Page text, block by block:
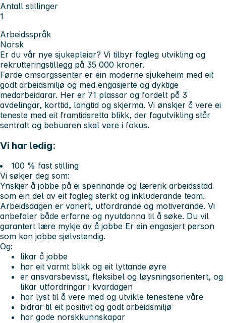
Antall stillinger
1
Arbeidsspråk
Norsk
Er du vår nye sjukepleiar? Vi tilbyr fagleg utvikling og
rekrutteringstillegg på 35 000 kroner.
Førde omsorgssenter er ein moderne sjukeheim med eit
godt arbeidsmiljø og med engasjerte og dyktige
medarbeidarar. Her er 71 plassar og fordelt på 3
avdelingar, korttid, langtid og skjerma. Vi ønskjer å vere ei
teneste med eit framtidsretta blikk, der fagutvikling står
sentralt og bebuaren skal vere i fokus.
Vi har ledig:
100 % fast stilling
Vi søkjer deg som:
Ynskjer å jobbe på ei spennande og lærerik arbeidsstad
som ein del av eit fagleg sterkt og inkluderande team.
Arbeidsdagen er variert, utfordrande og motiverande. Vi
anbefaler både erfarne og nyutdanna til å søke. Du vil
garantert lære mykje av å jobbe Er ein engasjert person
som kan jobbe sjølvstendig.
Og:
likar å jobbe
har eit varmt blikk og eit lyttande øyre
er ansvarsbevisst, fleksibel og løysningsorientert, og
likar utfordringar i kvardagen
har lyst til å vere med og utvikle tenestene våre
bidrar til eit positivt og godt arbeidsmiljø
har gode norskkunnskapar